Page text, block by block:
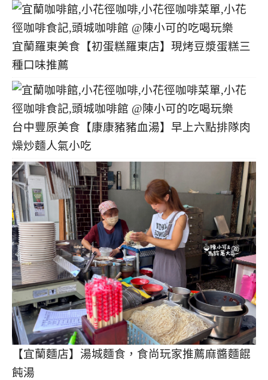
宜蘭羅東美食【初蛋糕羅東店】現烤豆漿蛋糕三
種口味推薦
台中豐原美食【康康豬豬血湯】早上六點排隊肉
燥炒麵人氣小吃
【宜蘭麵店】湯城麵食，食尚玩家推薦麻醬麵餛
飩湯